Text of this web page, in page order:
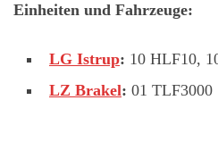
Einheiten und Fahrzeuge:
LG Istrup: 10 HLF10,
LZ Brakel: 01 TLF3000